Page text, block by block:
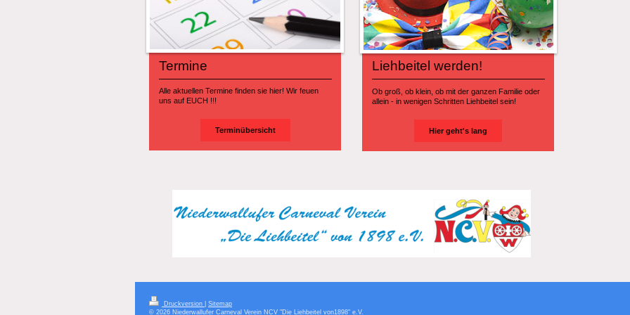
Termine
Alle aktuellen Termine finden sie hier! Wir feuen
uns auf EUCH !!!
Terminübersicht
Liehbeitel werden!
Ob groß, ob klein, ob mit der ganzen Familie oder
allein - in wenigen Schritten Liehbeitel sein!
Hier geht's lang
Druckversion
Sitemap
© 2026 Niederwallufer Carneval Verein NCV "Die Liehbeitel von1898" e.V.